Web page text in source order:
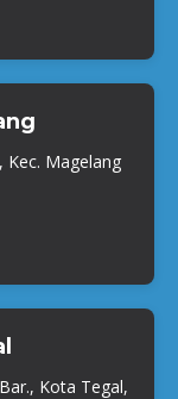
Kec. Magelang
Kota Tegal,